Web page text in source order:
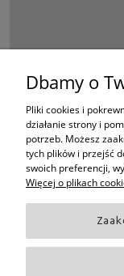
4
Oprawki i okulary Ray-
Oprawki i
Dbamy o
Pliki cookies i
działanie strony i
potrzeb. Możesz
tych plików i przejść
swoich preferencji,
Więcej o plikach